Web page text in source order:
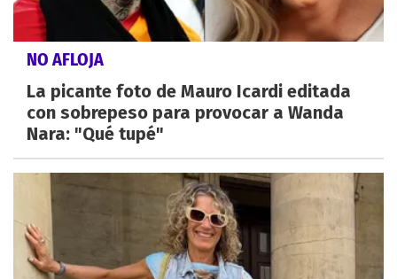
NO AFLOJA
La picante foto de Mauro Icardi editada
con sobrepeso para provocar a Wanda
Nara: "Qué tupé"